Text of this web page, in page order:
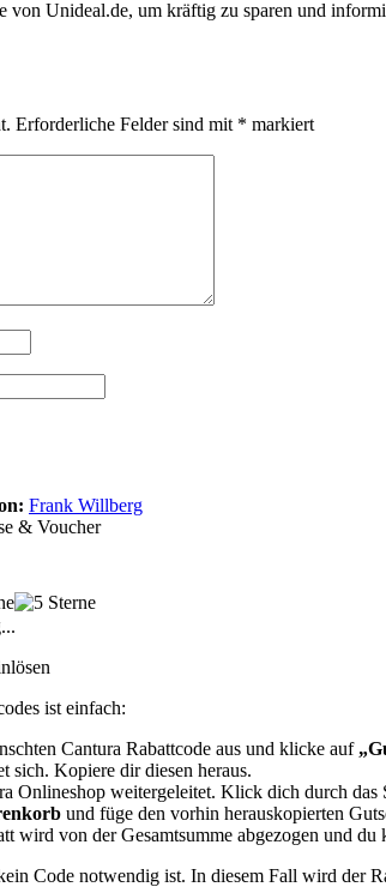
von Unideal.de, um kräftig zu sparen und
Erforderliche Felder sind mit * markiert
Frank Willberg
& Voucher
ist einfach:
Cantura Rabattcode aus und klicke auf
sich. Kopiere dir diesen heraus.
Onlineshop weitergeleitet. Klick dich durch
und füge den vorhin herauskopierten
wird von der Gesamtsumme abgezogen und
Code notwendig ist. In diesem Fall wird der